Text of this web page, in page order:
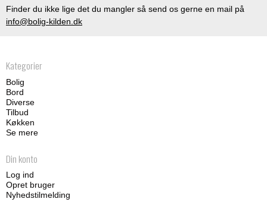
Finder du ikke lige det du mangler så send os gerne en mail på
info@bolig-kilden.dk
Kategorier
Bolig
Bord
Diverse
Tilbud
Køkken
Se mere
Din konto
Log ind
Opret bruger
Nyhedstilmelding